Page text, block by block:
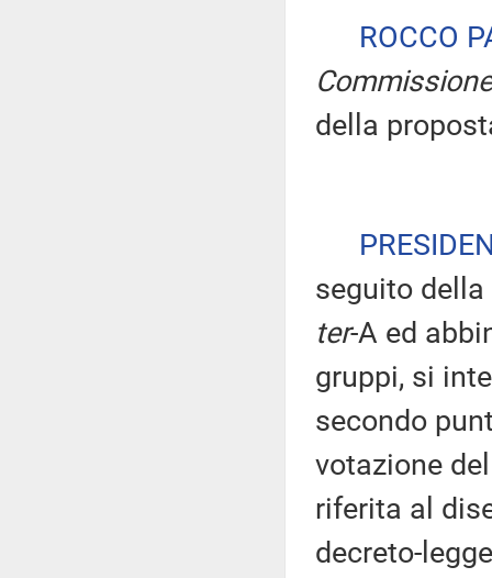
ROCCO
Commissione
della
seguito
ter-A ed
gruppi, si
secondo
votazione
riferita al
decreto-